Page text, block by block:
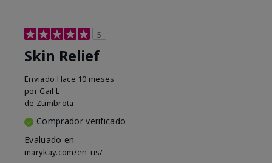
5
Skin Relief
Enviado Hace 10 meses
por Gail L
de Zumbrota
Comprador verificado
Evaluado en
marykay.com/en-us/